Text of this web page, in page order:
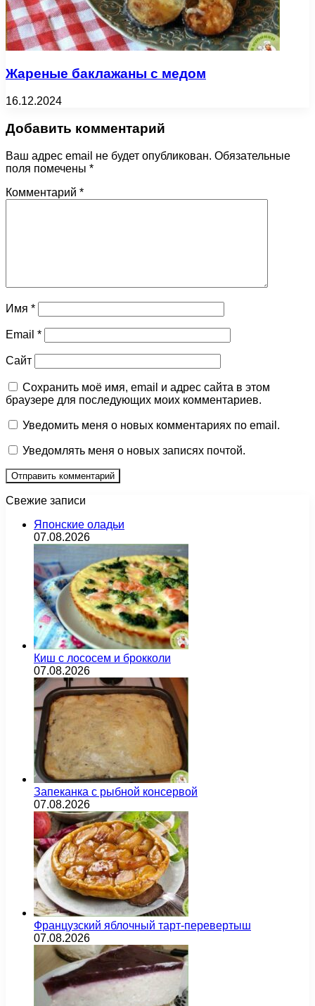
Жареные баклажаны с медом
16.12.2024
Добавить комментарий
Ваш адрес email не будет опубликован. Обязательные
поля помечены *
Комментарий *
Имя *
Email *
Сайт
Сохранить моё имя, email и адрес сайта в этом
браузере для последующих моих комментариев.
Уведомить меня о новых комментариях по email.
Уведомлять меня о новых записях почтой.
Свежие записи
Японские оладьи
07.08.2026
Киш с лососем и брокколи
07.08.2026
Запеканка с рыбной консервой
07.08.2026
Французский яблочный тарт-перевертыш
07.08.2026